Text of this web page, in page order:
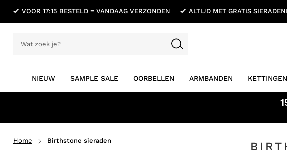
VOOR 17:15 BESTELD = VANDAAG VERZONDEN ALTIJD MET GRATIS
NIEUW SAMPLE SALE OORBELLEN ARMBANDEN KETTINGEN
Home Birthstone sieraden